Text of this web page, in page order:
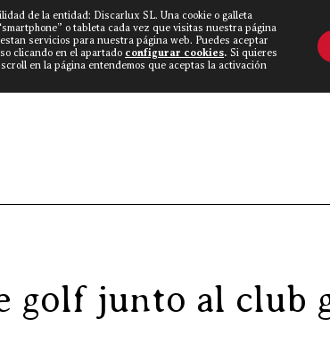
▼ CONTACTO
golf junto al club
de la entidad: Discarlux SL. Una cookie o galleta
o tableta cada vez que visitas nuestra página
servicios para nuestra página web. Puedes aceptar
clicando en el apartado configurar cookies. Si quieres
en la página entendemos que aceptas la activación